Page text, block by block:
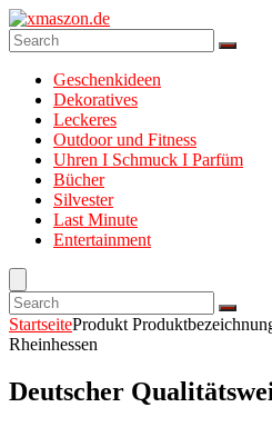
Geschenkideen
Dekoratives
Leckeres
Outdoor und Fitness
Uhren I Schmuck I Parfüm
Bücher
Silvester
Last Minute
Entertainment
StartseiteProdukt
Rheinhessen
Deutscher